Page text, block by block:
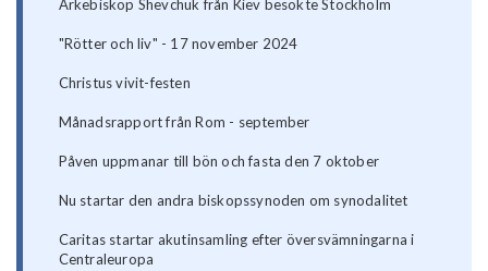
Ärkebiskop Shevchuk från Kiev besökte Stockholm
"Rötter och liv" - 17 november 2024
Christus vivit-festen
Månadsrapport från Rom - september
Påven uppmanar till bön och fasta den 7 oktober
Nu startar den andra biskopssynoden om synodalitet
Caritas startar akutinsamling efter översvämningarna i
Centraleuropa